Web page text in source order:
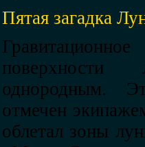
Пятая загадка
однородным.
отмечен
облетал зоны